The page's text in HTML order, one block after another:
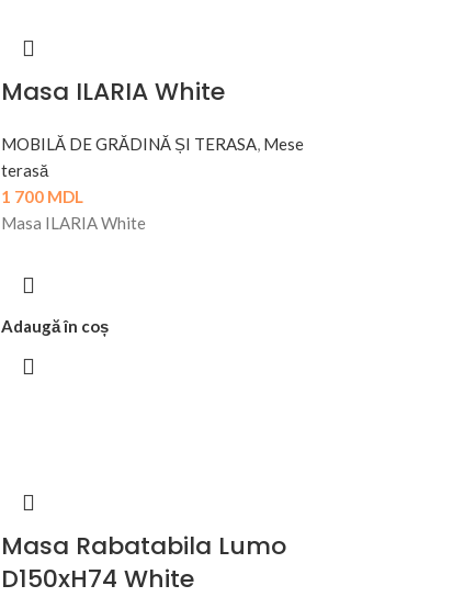
Masa ILARIA White
MOBILĂ DE GRĂDINĂ ȘI TERASA, Mese
terasă
1 700 MDL
Masa ILARIA White
Adaugă în coș
Masa Rabatabila Lumo
D150xH74 White